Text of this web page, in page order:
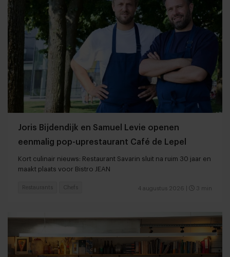
Joris Bijdendijk en Samuel Levie openen
eenmalig pop-uprestaurant Café de Lepel
Kort culinair nieuws: Restaurant Savarin sluit na ruim 30 jaar en
maakt plaats voor Bistro JEAN
4 augustus 2026 3 min
Restaurants Chefs